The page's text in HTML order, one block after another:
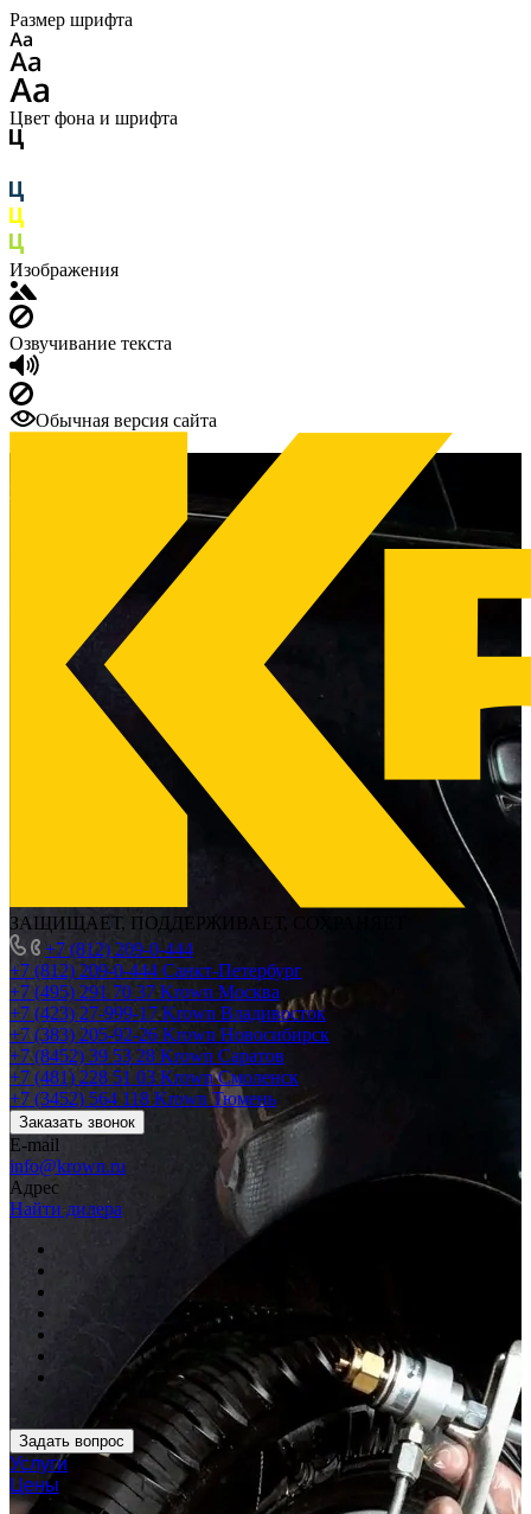
Размер шрифта
Цвет фона и шрифта
Изображения
Озвучивание текста
Обычная версия сайта
ЗАЩИЩАЕТ, ПОДДЕРЖИВАЕТ, СОХРАНЯЕТ
+7 (812) 209-0-444
+7 (812) 209-0-444 Санкт-Петербург
+7 (495) 291 70 37 Krown Москва
+7 (423) 27-999-17 Krown Владивосток
+7 (383) 205-92-26 Krown Новосибирск
+7 (8452) 39 53 28 Krown Саратов
+7 (481) 228 51 03 Krown Смоленск
+7 (3452) 564 118 Krown Тюмень
Заказать звонок
E-mail
info@krown.ru
Адрес
Найти дилера
Задать вопрос
Услуги
Цены